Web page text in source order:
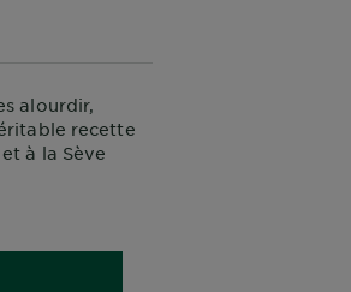
alourdir,
recette
à la Sève